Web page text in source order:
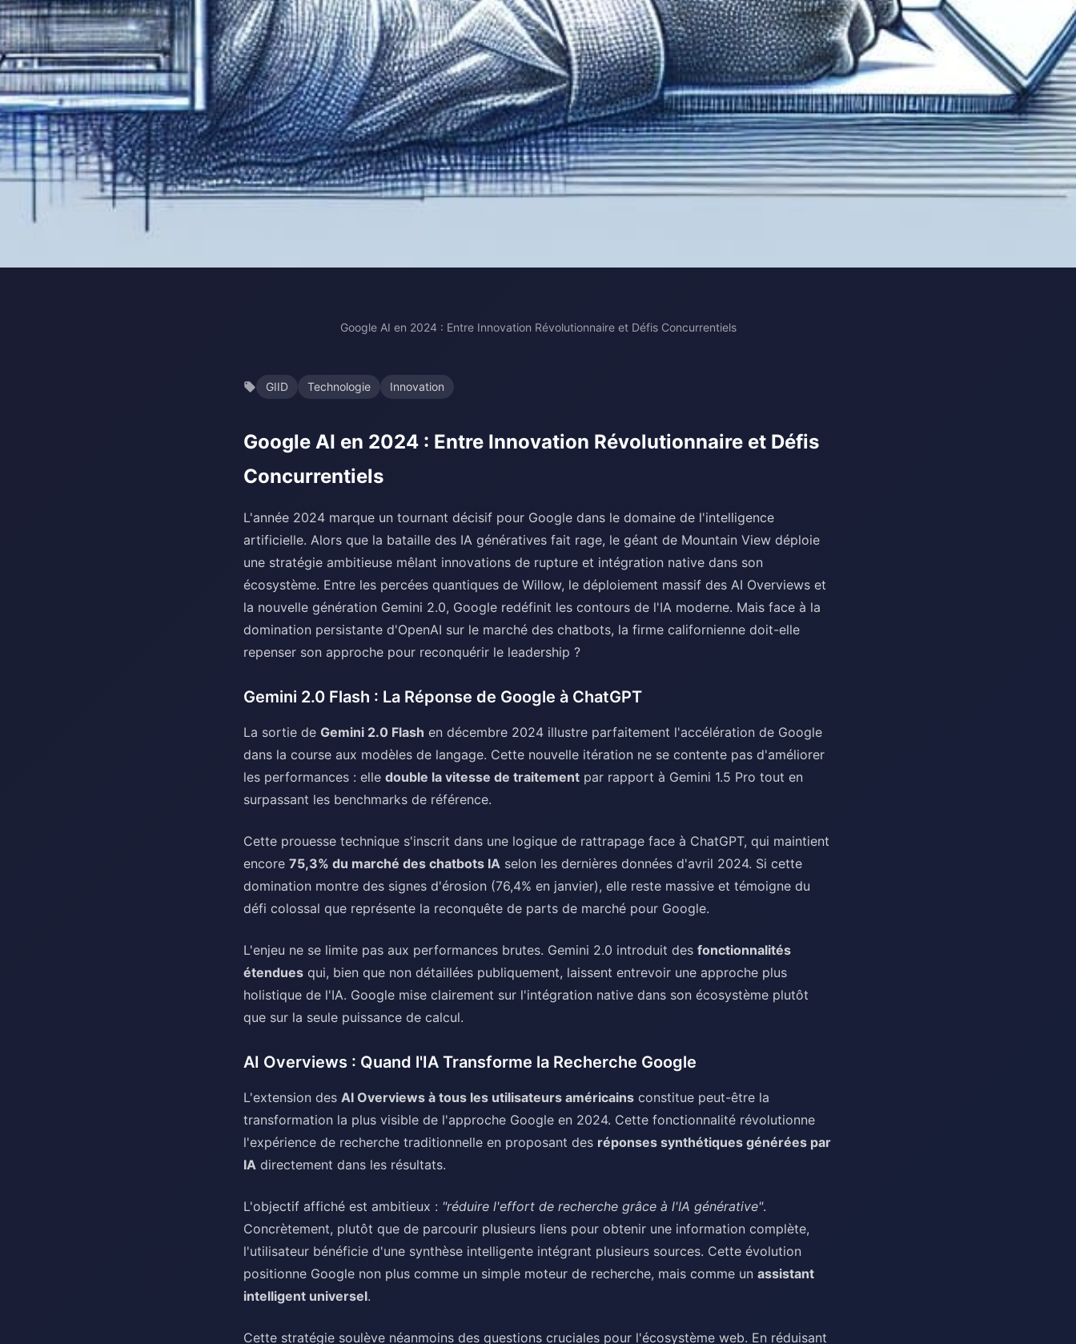
Google AI en 2024 : Entre Innovation Révolutionnaire et Défis Concurrentiels
GIID Technologie Innovation
Google AI en 2024 : Entre Innovation Révolutionnaire et Défis
Concurrentiels
L'année 2024 marque un tournant décisif pour Google dans le domaine de l'intelligence
artificielle. Alors que la bataille des IA génératives fait rage, le géant de Mountain View déploie
une stratégie ambitieuse mêlant innovations de rupture et intégration native dans son
écosystème. Entre les percées quantiques de Willow, le déploiement massif des AI Overviews et
la nouvelle génération Gemini 2.0, Google redéfinit les contours de l'IA moderne. Mais face à la
domination persistante d'OpenAI sur le marché des chatbots, la firme californienne doit-elle
repenser son approche pour reconquérir le leadership ?
Gemini 2.0 Flash : La Réponse de Google à ChatGPT
La sortie de Gemini 2.0 Flash en décembre 2024 illustre parfaitement l'accélération de Google
dans la course aux modèles de langage. Cette nouvelle itération ne se contente pas d'améliorer
les performances : elle double la vitesse de traitement par rapport à Gemini 1.5 Pro tout en
surpassant les benchmarks de référence.
Cette prouesse technique s'inscrit dans une logique de rattrapage face à ChatGPT, qui maintient
encore 75,3% du marché des chatbots IA selon les dernières données d'avril 2024. Si cette
domination montre des signes d'érosion (76,4% en janvier), elle reste massive et témoigne du
défi colossal que représente la reconquête de parts de marché pour Google.
L'enjeu ne se limite pas aux performances brutes. Gemini 2.0 introduit des fonctionnalités
étendues qui, bien que non détaillées publiquement, laissent entrevoir une approche plus
holistique de l'IA. Google mise clairement sur l'intégration native dans son écosystème plutôt
que sur la seule puissance de calcul.
AI Overviews : Quand l'IA Transforme la Recherche Google
L'extension des AI Overviews à tous les utilisateurs américains constitue peut-être la
transformation la plus visible de l'approche Google en 2024. Cette fonctionnalité révolutionne
l'expérience de recherche traditionnelle en proposant des réponses synthétiques générées par
IA directement dans les résultats.
L'objectif affiché est ambitieux : "réduire l'effort de recherche grâce à l'IA générative".
Concrètement, plutôt que de parcourir plusieurs liens pour obtenir une information complète,
l'utilisateur bénéficie d'une synthèse intelligente intégrant plusieurs sources. Cette évolution
positionne Google non plus comme un simple moteur de recherche, mais comme un assistant
intelligent universel.
Cette stratégie soulève néanmoins des questions cruciales pour l'écosystème web. En réduisant